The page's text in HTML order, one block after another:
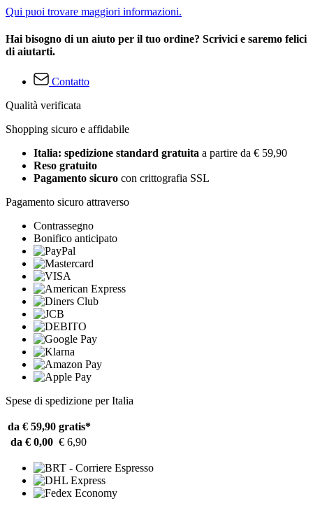
Qui puoi trovare maggiori informazioni.
Hai bisogno di un aiuto per il tuo ordine? Scrivici e saremo felici
di aiutarti.
Contatto
Qualità verificata
Shopping sicuro e affidabile
Italia: spedizione standard gratuita a partire da € 59,90
Reso gratuito
Pagamento sicuro con crittografia SSL
Pagamento sicuro attraverso
Contrassegno
Bonifico anticipato
Spese di spedizione per Italia
da € 59,90 gratis*
da € 0,00 € 6,90